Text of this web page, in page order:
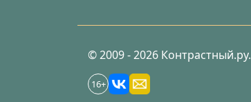
© 2009 - 2026 Контрастный.ру.
16+